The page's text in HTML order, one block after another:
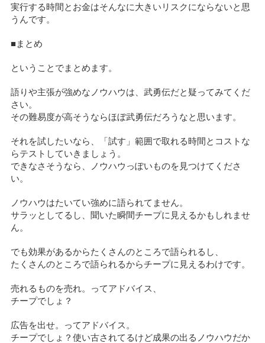
実行する時間とお金はそんなに大きいリスクにならないと思
うんです。
■まとめ
ということでまとめます。
語りや主張が強めなノウハウは、武勇伝だと疑ってみてくだ
さい。
その難易度が高そうならほぼ武勇伝だろうなと思います。
それを試したいなら、「試す」範囲で取れる時間とコストな
らテストしていきましょう。
できなさそうなら、ノウハウっぽいものを見つけてくださ
い。
ノウハウはたいてい強めに語られてません。
サラッとしてるし、聞いた瞬間チープに見えるかもしれませ
ん。
でも効果があるからたくさんのところで語られるし、
たくさんのところで語られるからチープに見えるわけです。
売れるものを売れ。ってアドバイス、
チープでしょ？
広告を出せ。ってアドバイス。
チープでしょ？使い古されてるけど成果の出るノウハウだか